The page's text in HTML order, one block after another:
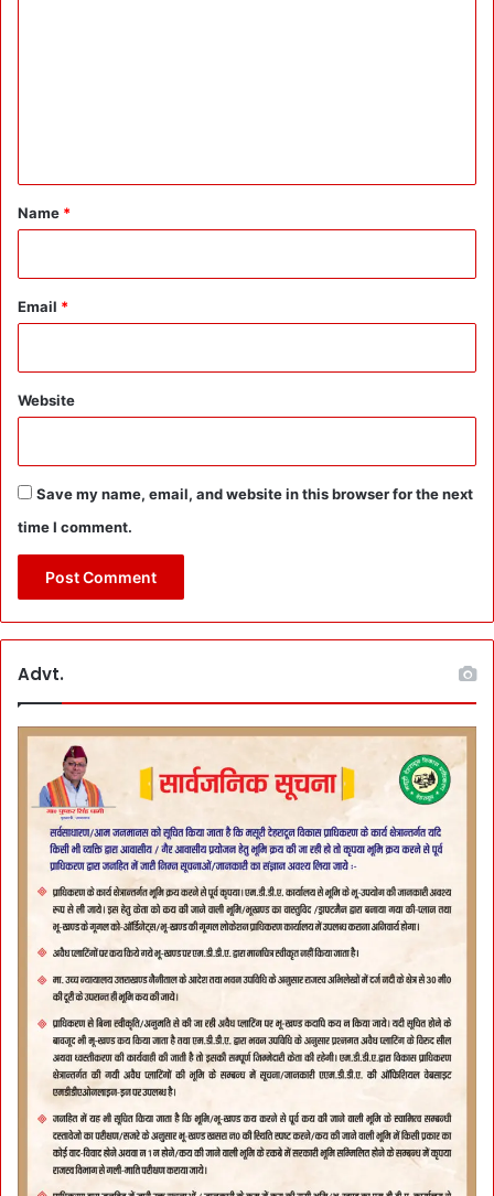
*
Name *
Email *
Website
Save my name, email, and website in this browser for the next
time I comment.
Advt.